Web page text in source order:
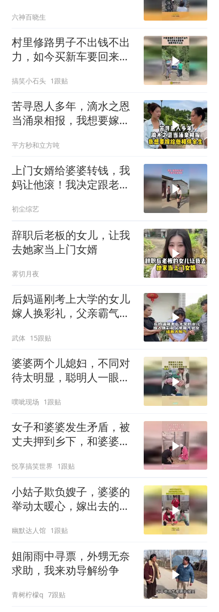
六神百晓生
村里修路男子不出钱不出
力，如今买新车要回来，
搞笑小石头 1跟贴
苦寻恩人多年，滴水之恩
当涌泉相报，我想要嫁给
平方秒和立方吨
上门女婿给婆婆转钱，我
妈让他滚！我决定跟老公
初尘综艺
辞职后老板的女儿，让我
去她家当上门女婿
雾切月夜
后妈逼刚考上大学的女儿
嫁人换彩礼，父亲霸气护
武体 15跟贴
婆婆两个儿媳妇，不同对
待太明显，聪明人一眼看
噗呲现场 1跟贴
女子和婆婆发生矛盾，被
丈夫押到乡下，和婆婆赔
悦享搞笑世界 1跟贴
小姑子欺负嫂子，婆婆的
举动太暖心，嫁出去的闺
幽默达人馆 1跟贴
姐闹雨中寻票，外甥无奈
求助，我来劝导解纷争
青树柠檬q 7跟贴